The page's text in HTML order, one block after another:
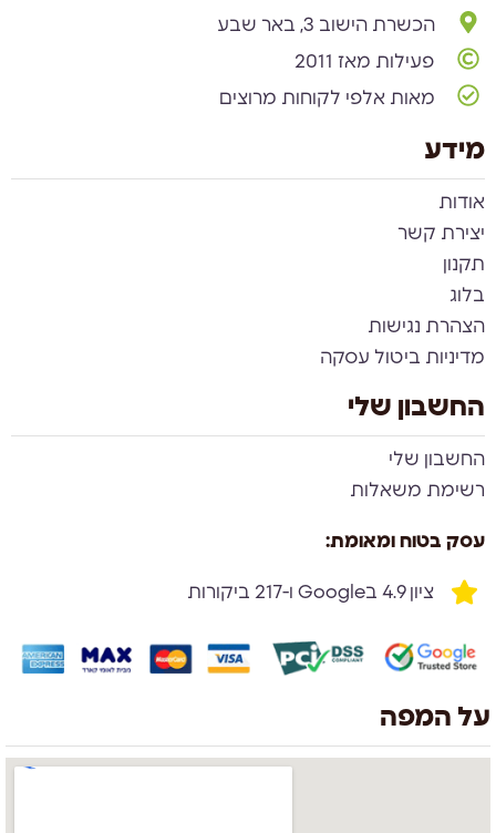
הכשרת הישוב 3, באר שבע
פעילות מאז 2011
מאות אלפי לקוחות מרוצים
מידע
אודות
יצירת קשר
תקנון
בלוג
הצהרת נגישות
מדיניות ביטול עסקה
החשבון שלי
החשבון שלי
רשימת משאלות
עסק בטוח ומאומת:
ציון 4.9 בGoogle ו-217 ביקורות
על המפה